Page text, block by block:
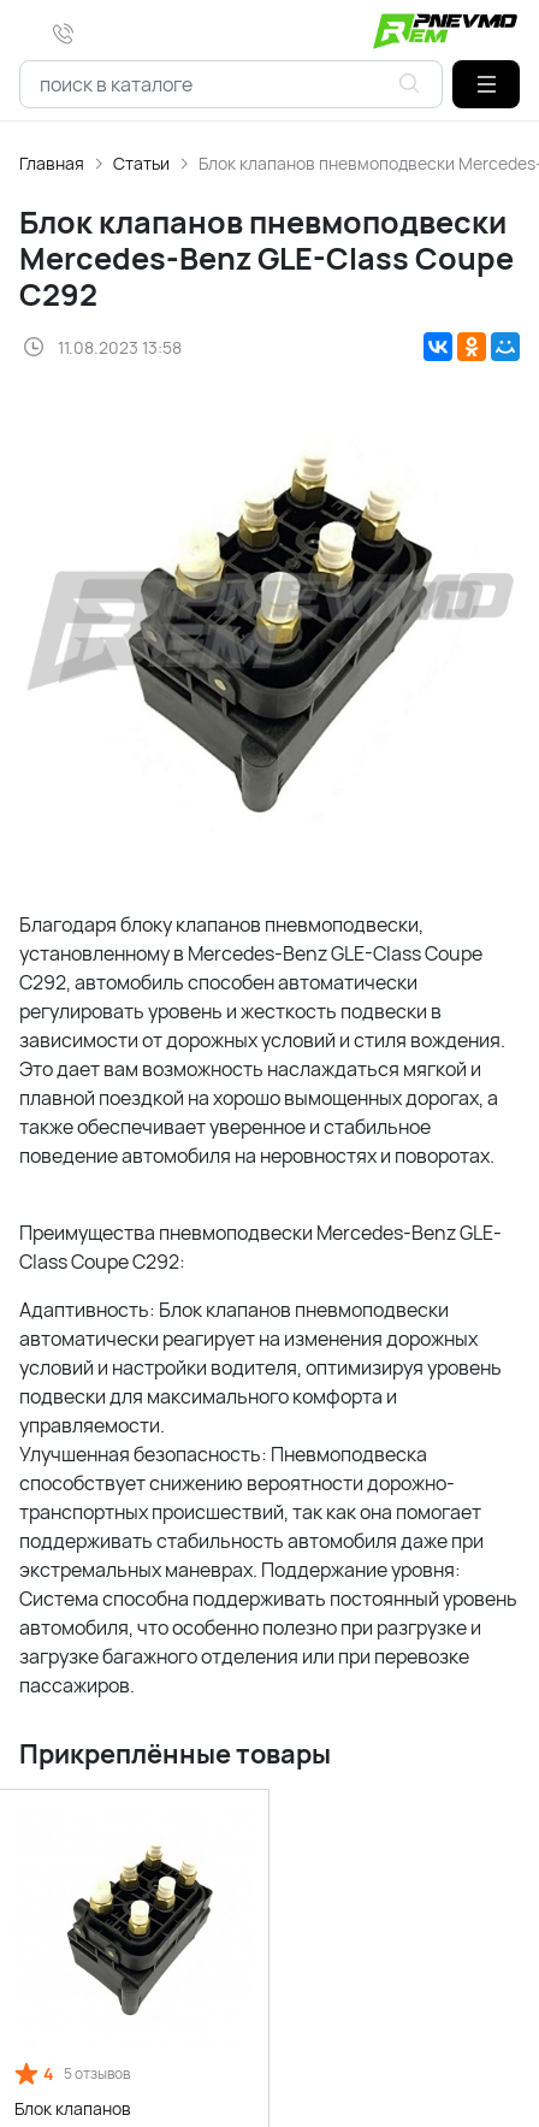
Главная Статьи Блок клапанов пневмоподвески
Блок клапанов пневмоподвески
Mercedes-Benz GLE-Class Coupe
С292
11.08.2023 13:58
Благодаря блоку клапанов пневмоподвески,
установленному в Mercedes-Benz GLE-Class Coupe
С292, автомобиль способен автоматически
регулировать уровень и жесткость подвески в
зависимости от дорожных условий и стиля вождения.
Это дает вам возможность наслаждаться мягкой и
плавной поездкой на хорошо вымощенных дорогах, а
также обеспечивает уверенное и стабильное
поведение автомобиля на неровностях и поворотах.
Преимущества пневмоподвески Mercedes-Benz GLE-
Class Coupe С292:
Адаптивность: Блок клапанов пневмоподвески
автоматически реагирует на изменения дорожных
условий и настройки водителя, оптимизируя уровень
подвески для максимального комфорта и
управляемости.
Улучшенная безопасность: Пневмоподвеска
способствует снижению вероятности дорожно-
транспортных происшествий, так как она помогает
поддерживать стабильность автомобиля даже при
экстремальных маневрах. Поддержание уровня:
Система способна поддерживать постоянный уровень
автомобиля, что особенно полезно при разгрузке и
загрузке багажного отделения или при перевозке
пассажиров.
Прикреплённые товары
4 5 отзывов
Блок клапанов